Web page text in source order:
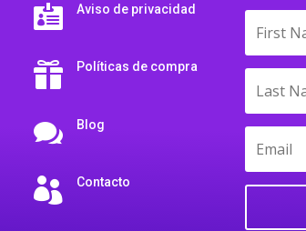
 Aviso de privacidad
 Políticas de compra
 Blog
 Contacto